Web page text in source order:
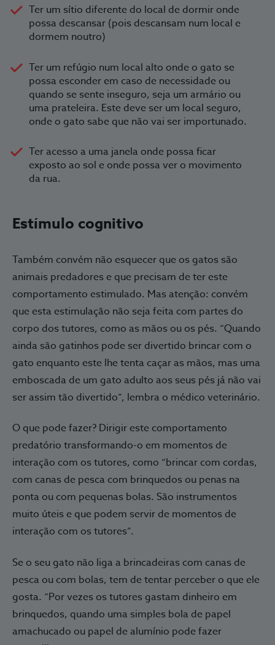
Ter um sítio diferente do local de dormir onde
possa descansar (pois descansam num local e
dormem noutro)
Ter um refúgio num local alto onde o gato se
possa esconder em caso de necessidade ou
quando se sente inseguro, seja um armário ou
uma prateleira. Este deve ser um local seguro,
onde o gato sabe que não vai ser importunado.
Ter acesso a uma janela onde possa ficar
exposto ao sol e onde possa ver o movimento
da rua.
Estímulo cognitivo
Também convém não esquecer que os gatos são
animais predadores e que precisam de ter este
comportamento estimulado. Mas atenção: convém
que esta estimulação não seja feita com partes do
corpo dos tutores, como as mãos ou os pés. “Quando
ainda são gatinhos pode ser divertido brincar com o
gato enquanto este lhe tenta caçar as mãos, mas uma
emboscada de um gato adulto aos seus pés já não vai
ser assim tão divertido”, lembra o médico veterinário.
O que pode fazer? Dirigir este comportamento
predatório transformando-o em momentos de
interação com os tutores, como “brincar com cordas,
com canas de pesca com brinquedos ou penas na
ponta ou com pequenas bolas. São instrumentos
muito úteis e que podem servir de momentos de
interação com os tutores”.
Se o seu gato não liga a brincadeiras com canas de
pesca ou com bolas, tem de tentar perceber o que ele
gosta. “Por vezes os tutores gastam dinheiro em
brinquedos, quando uma simples bola de papel
amachucado ou papel de alumínio pode fazer